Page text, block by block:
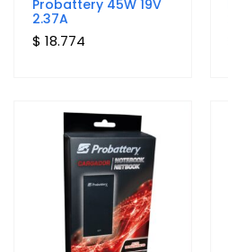
Probattery 45W 19V
2.37A
$ 18.774